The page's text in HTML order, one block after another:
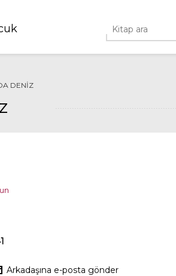
DENIZ
Arkadaşına e-posta gönder